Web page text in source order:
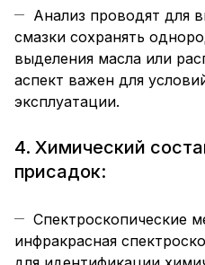
Анализ проводят для
смазки сохранять
выделения масла или
аспект важен для
эксплуатации.
4. Химический
присадок:
Спектроскопические
инфракрасная